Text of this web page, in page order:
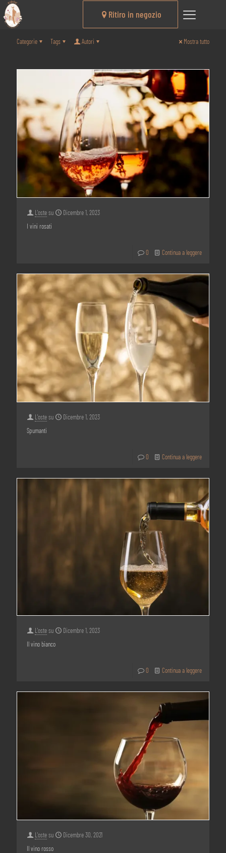
Ritiro in negozio
Categorie Tags Autori Mostra tutto
L'ostesu
Dicembre 1, 2023
I vini rosati
0 Continua a leggere
L'ostesu
Dicembre 1, 2023
Spumanti
0 Continua a leggere
L'ostesu
Dicembre 1, 2023
Il vino bianco
0 Continua a leggere
L'ostesu
Dicembre 30, 2021
Il vino rosso